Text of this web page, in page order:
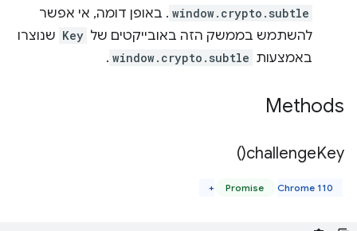
window.crypto.subtle . באופן דומה, אי אפשר
להשתמש בממשק הזה באובייקטים של Key שנוצרו
באמצעות window.crypto.subtle
.
Methods
challengeKey(
)
Promise Chrome 110+